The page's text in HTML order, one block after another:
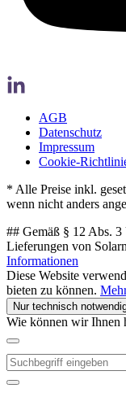
AGB
Datenschutz
Impressum
Cookie-
* Alle Preise inkl.
wenn nicht anders
## Gemäß § 12 Abs.
Lieferungen von
Informationen
Diese Website
bieten zu können.
Nur technisch
Wie können wir Ihnen